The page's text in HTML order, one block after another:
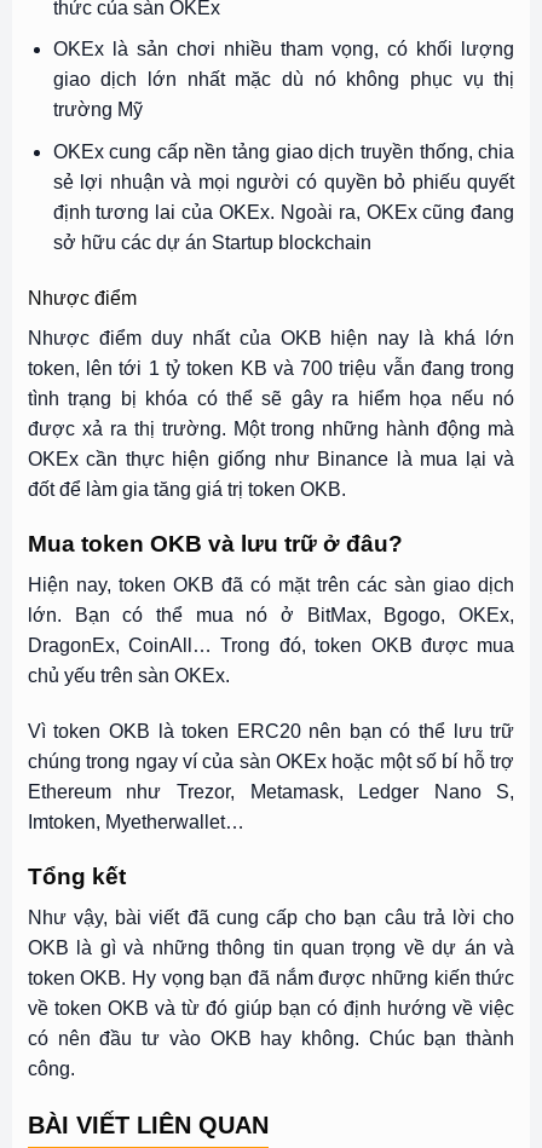
thức của sàn OKEx
OKEx là sản chơi nhiều tham vọng, có khối lượng
giao dịch lớn nhất mặc dù nó không phục vụ thị
trường Mỹ
OKEx cung cấp nền tảng giao dịch truyền thống, chia
sẻ lợi nhuận và mọi người có quyền bỏ phiếu quyết
định tương lai của OKEx. Ngoài ra, OKEx cũng đang
sở hữu các dự án Startup blockchain
Nhược điểm
Nhược điểm duy nhất của OKB hiện nay là khá lớn
token, lên tới 1 tỷ token KB và 700 triệu vẫn đang trong
tình trạng bị khóa có thể sẽ gây ra hiểm họa nếu nó
được xả ra thị trường. Một trong những hành động mà
OKEx cần thực hiện giống như Binance là mua lại và
đốt để làm gia tăng giá trị token OKB.
Mua token OKB và lưu trữ ở đâu?
Hiện nay, token OKB đã có mặt trên các sàn giao dịch
lớn. Bạn có thể mua nó ở BitMax, Bgogo, OKEx,
DragonEx, CoinAll… Trong đó, token OKB được mua
chủ yếu trên sàn OKEx.
Vì token OKB là token ERC20 nên bạn có thể lưu trữ
chúng trong ngay ví của sàn OKEx hoặc một số bí hỗ trợ
Ethereum như Trezor, Metamask, Ledger Nano S,
Imtoken, Myetherwallet…
Tổng kết
Như vậy, bài viết đã cung cấp cho bạn câu trả lời cho
OKB là gì và những thông tin quan trọng về dự án và
token OKB. Hy vọng bạn đã nắm được những kiến thức
về token OKB và từ đó giúp bạn có định hướng về việc
có nên đầu tư vào OKB hay không. Chúc bạn thành
công.
BÀI VIẾT LIÊN QUAN